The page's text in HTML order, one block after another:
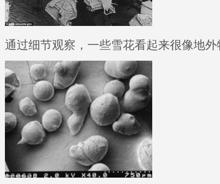
通过细节观察，一些雪花看起来很像地